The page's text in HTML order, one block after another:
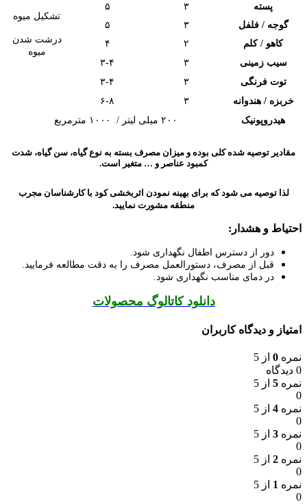
تشکیل میوه
درشت شدن
میوه
پسته
۳
۵
گوجه / فلفل
۳
۵
کاهو / کلم
۲
۴
سیب زمینی
۳
۳-۴
توت فرنگی
۳
۳-۴
خربزه / هندوانه
۳
۶-۸
هیدروپونیک
۲۰۰ میلی لیتر / ۱۰۰۰ مترمربع
مقادیر توصیه شده کلی بوده و میزان مصرف بسته به نوع گیاه، سن گیاه، شدت
کمبود عناصر و … متغیر است.
لذا توصیه می شود که برای بهینه نمودن اثربخشی کود با کارشناسان مجرب
منطقه مشورت نمایید.
احتیاط و هشدار:
دور از دسترس اطفال نگهداری شود.
قبل از مصرف، دستورالعمل مصرف را به دقت مطالعه فرمایید.
در دمای مناسب نگهداری شود.
دانلود کاتالوگ محصولات
امتیاز و دیدگاه کاربران
نمره 0 از 5
0 دیدگاه
نمره 5 از 5
0
نمره 4 از 5
0
نمره 3 از 5
0
نمره 2 از 5
0
نمره 1 از 5
0